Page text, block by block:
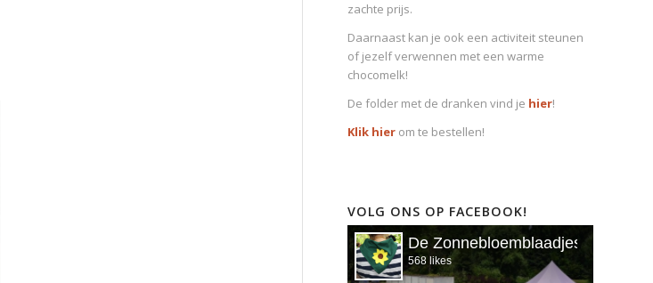
zachte prijs.
Daarnaast kan je ook een activiteit steunen
of jezelf verwennen met een warme
chocomelk!
De folder met de dranken vind je hier!
Klik hier om te bestellen!
VOLG ONS OP FACEBOOK!
De Zonnebloemblaadjes vzw
568 likes